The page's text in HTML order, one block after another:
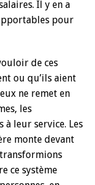
Il y en a
pour
de ces
ou qu’ils aient
ne remet en
les
leur service. Les
monte devant
ce système